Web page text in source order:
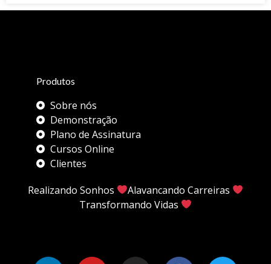
Produtos
Sobre nós
Demonstração
Plano de Assinatura
Cursos Online
Clientes
Realizando Sonhos
Alavancando Carreiras
Transformando Vidas